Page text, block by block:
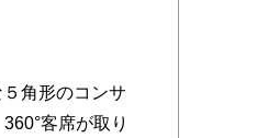
角形のコンサ
客席が取り